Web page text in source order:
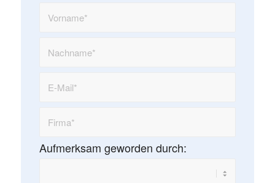
Aufmerksam geworden durch: